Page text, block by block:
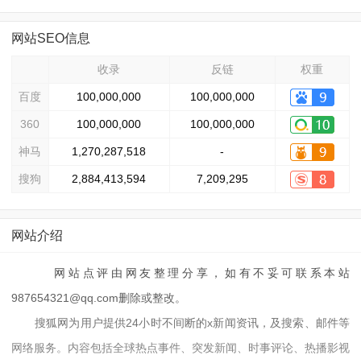
网站SEO信息
收录 反链 权重
百度 100,000,000 100,000,000
360 100,000,000 100,000,000
神马 1,270,287,518 -
搜狗 2,884,413,594 7,209,295
网站介绍
网站点评由网友整理分享，如有不妥可联系本站
987654321@qq.com删除或整改。
搜狐网为用户提供24小时不间断的x新闻资讯，及搜索、邮件等
网络服务。内容包括全球热点事件、突发新闻、时事评论、热播影视